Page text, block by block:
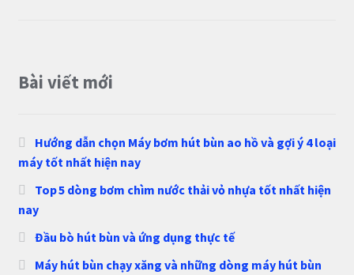
Bài viết mới
Hướng dẫn chọn Máy bơm hút bùn ao hồ và gợi ý 4 loại
máy tốt nhất hiện nay
Top 5 dòng bơm chìm nước thải vỏ nhựa tốt nhất hiện
nay
Đầu bò hút bùn và ứng dụng thực tế
Máy hút bùn chạy xăng và những dòng máy hút bùn